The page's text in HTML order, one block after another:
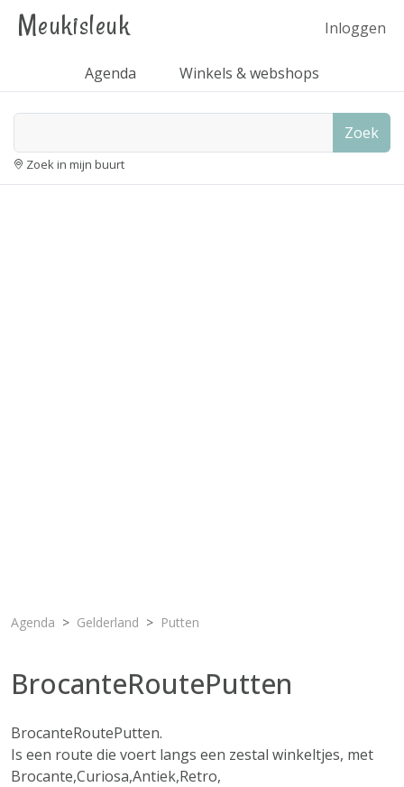
Meukisleuk Inloggen
Agenda Winkels & webshops
Zoek
Zoek in mijn buurt
Agenda Gelderland Putten
BrocanteRoutePutten
BrocanteRoutePutten.
Is een route die voert langs een zestal winkeltjes, met
Brocante,Curiosa,Antiek,Retro,